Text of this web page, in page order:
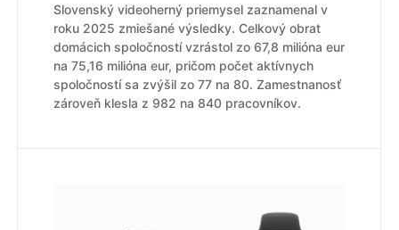
Slovenský videoherný priemysel zaznamenal v
roku 2025 zmiešané výsledky. Celkový obrat
domácich spoločností vzrástol zo 67,8 milióna eur
na 75,16 milióna eur, pričom počet aktívnych
spoločností sa zvýšil zo 77 na 80. Zamestnanosť
zároveň klesla z 982 na 840 pracovníkov.